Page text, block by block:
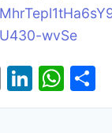
wvSe
E
m
Li
n
W
h